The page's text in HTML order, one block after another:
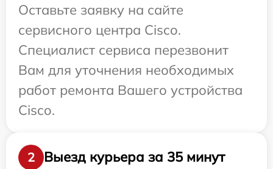
Оставьте заявку на сайте
сервисного центра Cisco.
Специалист сервиса перезвонит
Вам для уточнения необходимых
работ ремонта Вашего устройства
Cisco.
2 Выезд курьера за 35 минут